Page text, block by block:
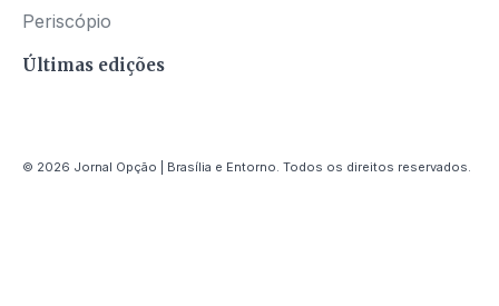
Periscópio
Últimas edições
© 2026 Jornal Opção | Brasília e Entorno. Todos os direitos reservados.